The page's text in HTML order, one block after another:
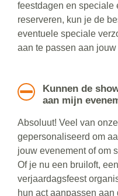
feestdagen en speciale
reserveren, kun je de
eventuele speciale
aan te passen aan
Kunnen de
aan mijn
Absoluut! Veel van
gepersonaliseerd om
jouw evenement of om
Of je nu een bruiloft,
verjaardagsfeest
hun act aanpassen